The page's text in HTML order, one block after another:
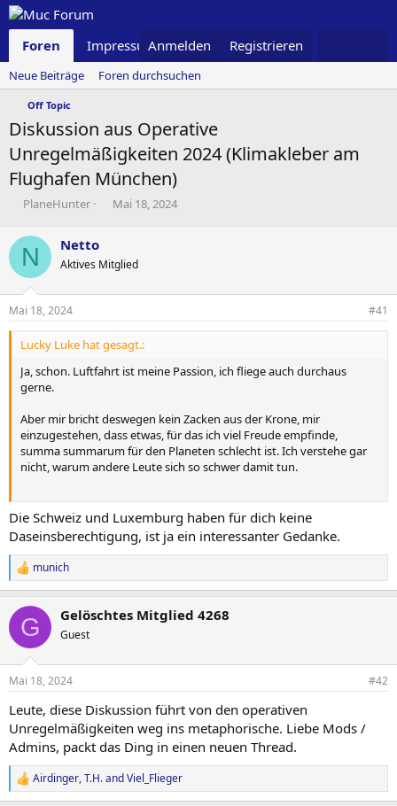
Foren Impressum Was ist neu
Anmelden Registrieren
Neue Beiträge Foren durchsuchen
Off Topic
Diskussion aus Operative
Unregelmäßigkeiten 2024 (Klimakleber am
Flughafen München)
T
e
m
e
n
s
t
a
r
e
r
PlaneHunter
B
n
d
t
u
Mai 18, 2024
N Netto
Aktives Mitglied
Mai 18, 2024 #41
Lucky Luke hat gesagt.:
Ja, schon. Luftfahrt ist meine Passion, ich fliege auch durchaus
gerne.
Aber mir bricht deswegen kein Zacken aus der Krone, mir
einzugestehen, dass etwas, für das ich viel Freude empfinde,
summa summarum für den Planeten schlecht ist. Ich verstehe gar
nicht, warum andere Leute sich so schwer damit tun.
Als linksgrünversiffte Person kenn ich vor allen Dingen den
Unterschied zwischen absoluten und relativen Zahlen. Zwei bis drei
Prozent klingt nicht viel. Problematisch ist die Ungleichheit beim
Emittieren. Je wohlhabender Leute sind, desto größer wird ihr CO2-
Ausstoß - überproportional. Einer der größten Faktoren dafür ist...?
Fliegen. Weil es schlichtweg leider einer der energieintensivsten
Konsumformen überhaupt ist.
Verstehst du, dass man zumindest theoretisch Ansätze von
Ungerechtigkeit finden kann, wenn vier Fünftel der weltweiten
Bevölkerung noch nie im ihrem Leben geflogen sind, und sogar
beim verbleibenden Fünftel die Schere extrem aufgeht? Den Punkt
kann man ja noch weiter drehen: Fändest du es als normaler
Urlaubsreisender mit einem Mallotze-Urlaub alle zwei Jahre fair,
wenn von dir mehr Einschränkungen gefordert werden, während
ein Prozent der weltweiten Bevölkerung für die Hälfte aller CO2-
Emissionen aus dem Luftverkehr verantwortlich sind?
Die Schweiz und Luxemburg haben für dich keine
Daseinsberechtigung, ist ja ein interessanter Gedanke.
R
e
c
i
s
munich
G Gelöschtes Mitglied 4268
Guest
Mai 18, 2024 #42
Leute, diese Diskussion führt von den operativen
Unregelmäßigkeiten weg ins metaphorische. Liebe Mods /
Admins, packt das Ding in einen neuen Thread.
R
e
Airdinger,T.H.andViel_Flieger